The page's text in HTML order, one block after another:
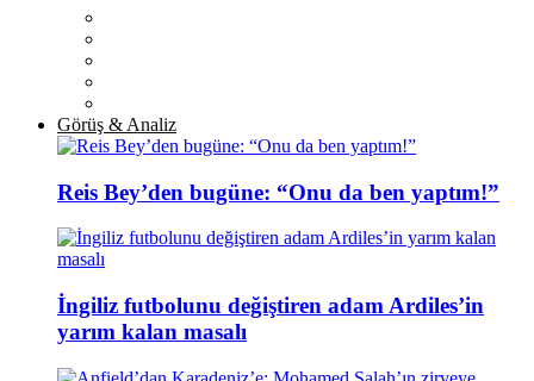
Görüş & Analiz
Reis Bey’den bugüne: “Onu da ben yaptım!”
İngiliz futbolunu değiştiren adam Ardiles’in
yarım kalan masalı